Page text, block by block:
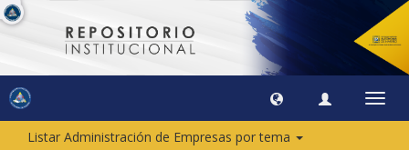
Listar Administración de Empresas por tema